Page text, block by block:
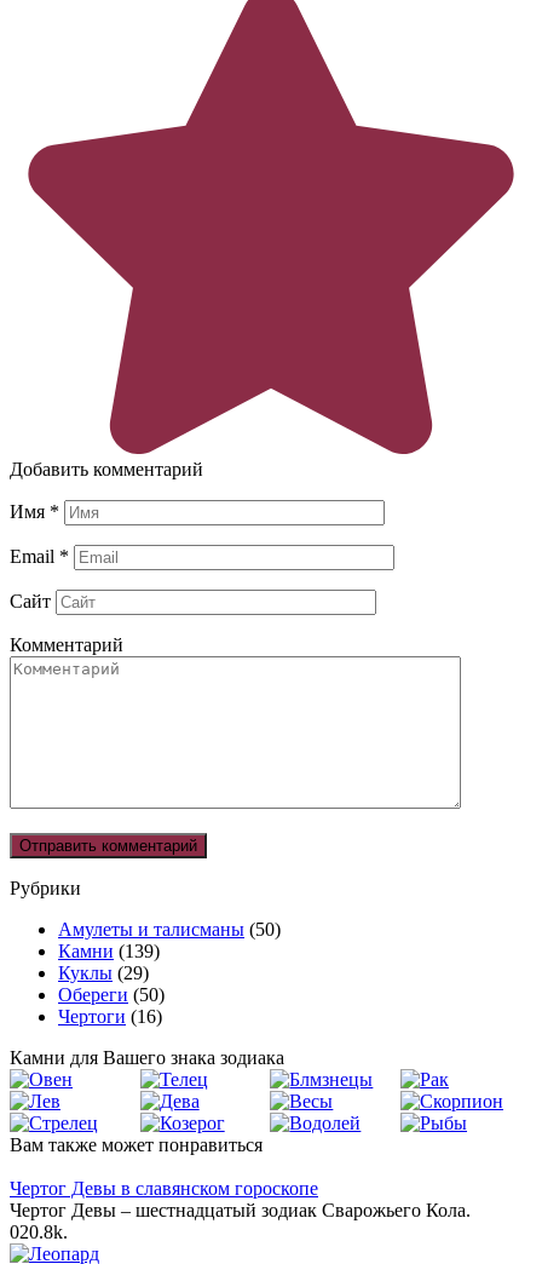
Добавить комментарий
Имя *
Email *
Сайт
Комментарий
Рубрики
Амулеты и талисманы (50)
Камни (139)
Куклы (29)
Обереги (50)
Чертоги (16)
Камни для Вашего знака зодиака
Вам также может понравиться
Чертог Девы в славянском гороскопе
Чертог Девы – шестнадцатый зодиак Сварожьего Кола.
020.8k.